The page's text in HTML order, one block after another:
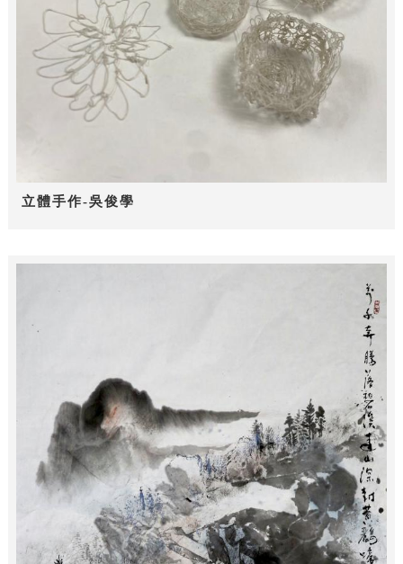
立體手作-吳俊學